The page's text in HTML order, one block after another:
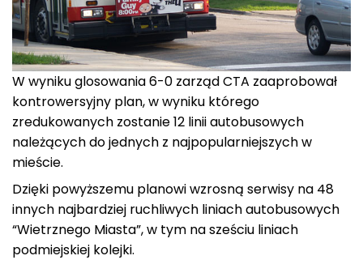
W wyniku glosowania 6-0 zarząd CTA zaaprobował
kontrowersyjny plan, w wyniku którego
zredukowanych zostanie 12 linii autobusowych
należących do jednych z najpopularniejszych w
mieście.
Dzięki powyższemu planowi wzrosną serwisy na 48
innych najbardziej ruchliwych liniach autobusowych
“Wietrznego Miasta”, w tym na sześciu liniach
podmiejskiej kolejki.